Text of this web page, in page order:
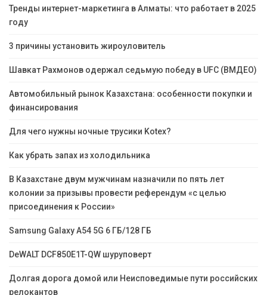
Тренды интернет-маркетинга в Алматы: что работает в 2025
году
3 причины установить жироуловитель
Шавкат Рахмонов одержал седьмую победу в UFC (ВМДЕО)
Автомобильный рынок Казахстана: особенности покупки и
финансирования
Для чего нужны ночные трусики Kotex?
Как убрать запах из холодильника
В Казахстане двум мужчинам назначили по пять лет
колонии за призывы провести референдум «с целью
присоединения к России»
Samsung Galaxy A54 5G 6 ГБ/128 ГБ
DeWALT DCF850E1T-QW шуруповерт
Долгая дорога домой или Неисповедимые пути российских
релокантов